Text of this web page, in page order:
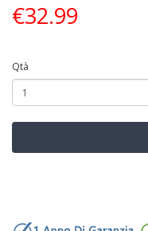
€32.99
Qtà